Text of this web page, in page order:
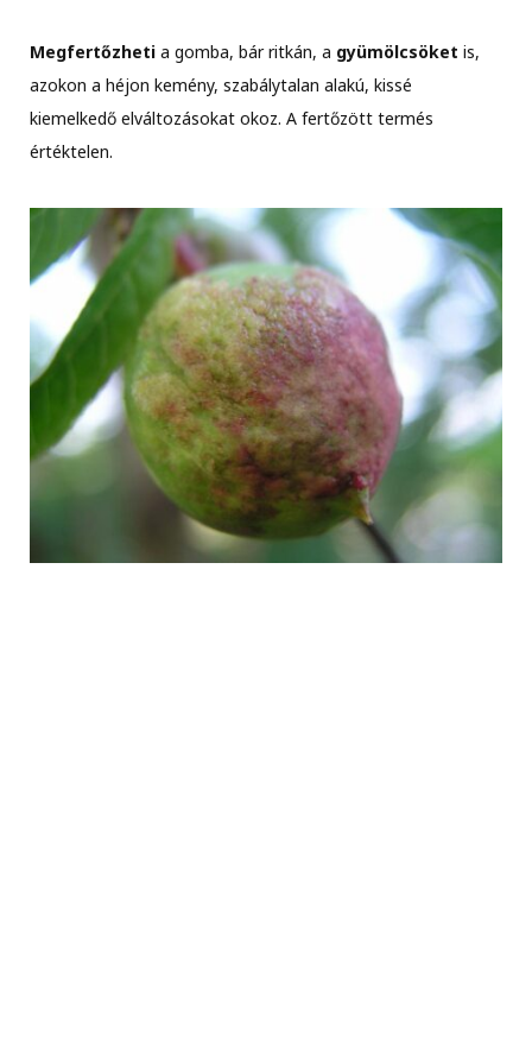
Megfertőzheti a gomba, bár ritkán, a gyümölcsöket is,
azokon a héjon kemény, szabálytalan alakú, kissé
kiemelkedő elváltozásokat okoz. A fertőzött termés
értéktelen.